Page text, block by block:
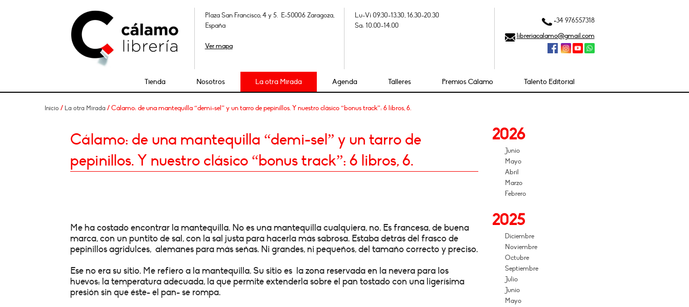
Plaza San Francisco, 4 y 5. E-50006 Zaragoza,
España
Ver mapa
Lu-Vi 09.30-13.30, 16.30-20.30
Sa: 10.00-14.00
+34 976557318
libreriacalamo@gmail.com
Tienda Nosotros La otra Mirada Agenda Talleres Premios Cálamo Talento Editorial
Inicio / La otra Mirada / Cálamo: de una mantequilla “demi-sel” y un tarro de pepinillos. Y nuestro clásico “bonus track”: 6 libros, 6.
Cálamo: de una mantequilla “demi-sel” y un tarro de
pepinillos. Y nuestro clásico “bonus track”: 6 libros, 6.
Me ha costado encontrar la mantequilla. No es una mantequilla cualquiera, no. Es francesa, de buena
marca, con un puntito de sal, con la sal justa para hacerla más sabrosa. Estaba detrás del frasco de
pepinillos agridulces, alemanes para más señas. Ni grandes, ni pequeños, del tamaño correcto y preciso.
Ese no era su sitio. Me refiero a la mantequilla. Su sitio es la zona reservada en la nevera para los
huevos: la temperatura adecuada, la que permite extenderla sobre el pan tostado con una ligerísima
presión sin que éste- el pan- se rompa.
2026
Junio
Mayo
Abril
Marzo
Febrero
2025
Diciembre
Noviembre
Octubre
Septiembre
Julio
Junio
Mayo